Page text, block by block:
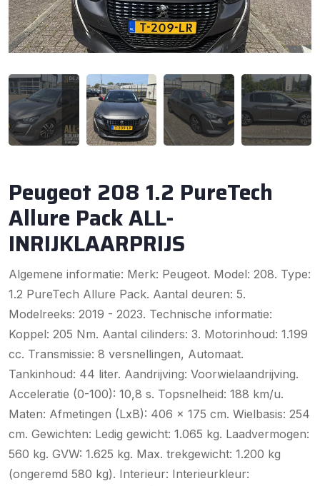
Peugeot 208 1.2 PureTech
Allure Pack ALL-
INRIJKLAARPRIJS
Algemene informatie: Merk: Peugeot. Model: 208. Type:
1.2 PureTech Allure Pack. Aantal deuren: 5.
Modelreeks: 2019 - 2023. Technische informatie:
Koppel: 205 Nm. Aantal cilinders: 3. Motorinhoud: 1.199
cc. Transmissie: 8 versnellingen, Automaat.
Tankinhoud: 44 liter. Aandrijving: Voorwielaandrijving.
Acceleratie (0-100): 10,8 s. Topsnelheid: 188 km/u.
Maten: Afmetingen (LxB): 406 x 175 cm. Wielbasis: 254
cm. Gewichten: Ledig gewicht: 1.065 kg. Laadvermogen:
560 kg. GVW: 1.625 kg. Max. trekgewicht: 1.200 kg
(ongeremd 580 kg). Interieur: Interieurkleur: